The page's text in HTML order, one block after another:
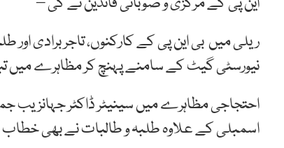
ریلی میں بی این پی کے کارکنوں، تاجر برادی
نیورسٹی گیٹ کے سامنے پہنچ کر مظاہرے میں
احتجاجی مظاہرے میں سینیٹر ڈاکٹر جہانزیب
اسمبلی کے علاوہ طلبہ و طالبات نے بھی خطاب